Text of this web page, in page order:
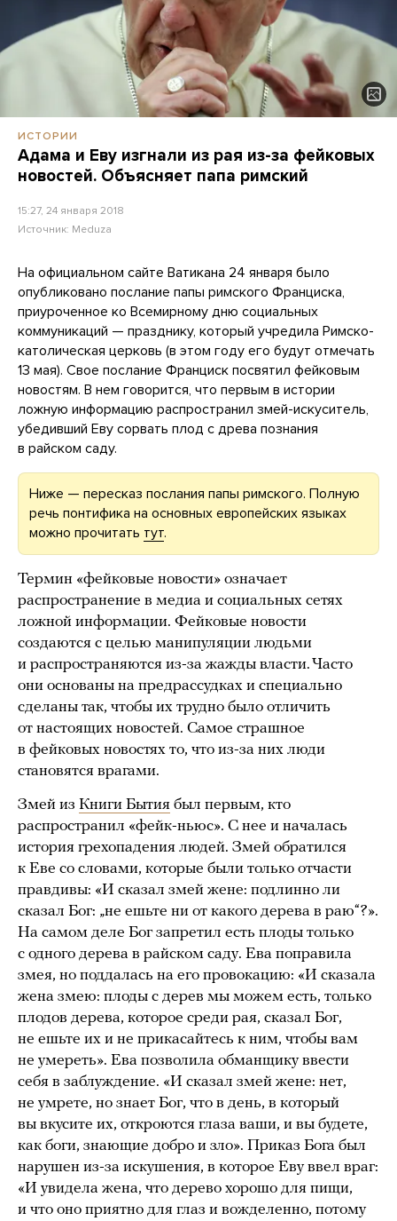
ИСТОРИИ
Адама и Еву изгнали из рая из-за фейковых
новостей. Объясняет папа римский
15:27, 24 января 2018
Источник: Meduza
На официальном сайте Ватикана 24 января было
опубликовано послание папы римского Франциска,
приуроченное ко Всемирному дню социальных
коммуникаций — празднику, который учредила Римско-
католическая церковь (в этом году его будут отмечать
13 мая). Свое послание Франциск посвятил фейковым
новостям. В нем говорится, что первым в истории
ложную информацию распространил змей-искуситель,
убедивший Еву сорвать плод с древа познания
в райском саду.
Ниже — пересказ послания папы римского. Полную
речь понтифика на основных европейских языках
можно прочитать тут.
Термин «фейковые новости» означает
распространение в медиа и социальных сетях
ложной информации. Фейковые новости
создаются с целью манипуляции людьми
и распространяются из-за жажды власти. Часто
они основаны на предрассудках и специально
сделаны так, чтобы их трудно было отличить
от настоящих новостей. Самое страшное
в фейковых новостях то, что из-за них люди
становятся врагами.
Змей из Книги Бытия был первым, кто
распространил «фейк-ньюс». С нее и началась
история грехопадения людей. Змей обратился
к Еве со словами, которые были только отчасти
правдивы: «И сказал змей жене: подлинно ли
сказал Бог: „не ешьте ни от какого дерева в раю“?».
На самом деле Бог запретил есть плоды только
с одного дерева в райском саду. Ева поправила
змея, но поддалась на его провокацию: «И сказала
жена змею: плоды с дерев мы можем есть, только
плодов дерева, которое среди рая, сказал Бог,
не ешьте их и не прикасайтесь к ним, чтобы вам
не умереть». Ева позволила обманщику ввести
себя в заблуждение. «И сказал змей жене: нет,
не умрете, но знает Бог, что в день, в который
вы вкусите их, откроются глаза ваши, и вы будете,
как боги, знающие добро и зло». Приказ Бога был
нарушен из-за искушения, в которое Еву ввел враг:
«И увидела жена, что дерево хорошо для пищи,
и что оно приятно для глаз и вожделенно, потому